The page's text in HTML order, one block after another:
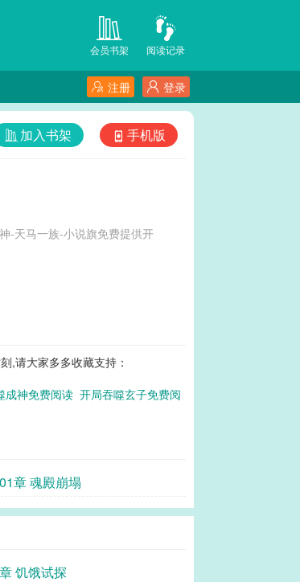
阅读记录
会员书架
登录
注册
手机版
加入书架
-天马一族-小说旗免费提供开
,请大家多多收藏支持：
成神免费阅读 开局吞噬玄子免费阅
章 魂殿崩塌
饥饿试探